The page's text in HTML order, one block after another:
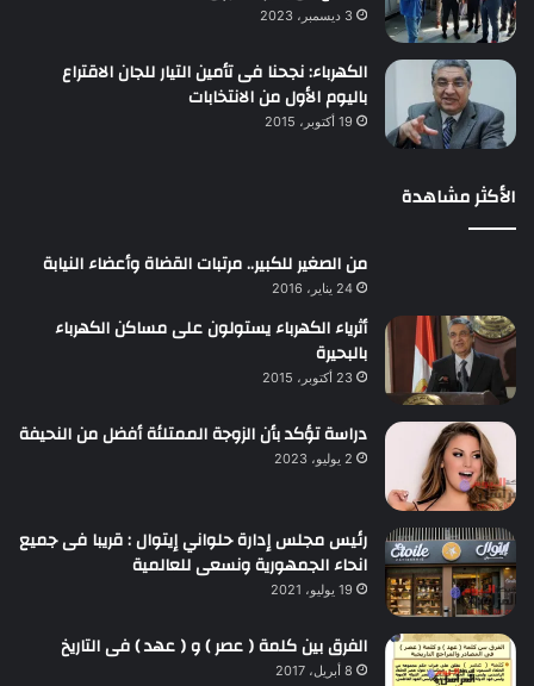
3 ديسمبر، 2023
الكهرباء: نجحنا فى تأمين التيار للجان الاقتراع
باليوم الأول من الانتخابات
19 أكتوبر، 2015
الأكثر مشاهدة
من الصغير للكبير.. مرتبات القضاة وأعضاء النيابة
24 يناير، 2016
أثرياء الكهرباء يستولون على مساكن الكهرباء
بالبحيرة
23 أكتوبر، 2015
دراسة تؤكد بأن الزوجة الممتلئة أفضل من النحيفة
2 يوليو، 2023
رئيس مجلس إدارة حلواني إيتوال : قريبا فى جميع
انحاء الجمهورية ونسعى للعالمية
19 يوليو، 2021
الفرق بين كلمة ( عصر ) و ( عهد ) فى التاريخ
8 أبريل، 2017